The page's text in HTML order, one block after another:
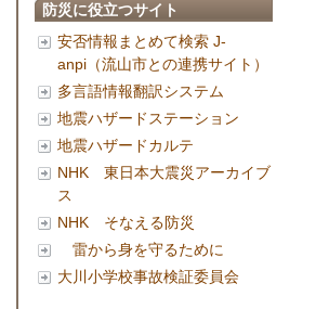
防災に役立つサイト
安否情報まとめて検索 J-
anpi（流山市との連携サイト）
多言語情報翻訳システム
地震ハザードステーション
地震ハザードカルテ
NHK 東日本大震災アーカイブ
ス
NHK そなえる防災
雷から身を守るために
大川小学校事故検証委員会